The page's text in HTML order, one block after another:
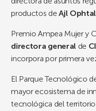
productos deAjl
Premio Ampea Mujer y
directora general de
incorpora por primera
El Parque Tecnológico
mayor ecosistema de
tecnológica del